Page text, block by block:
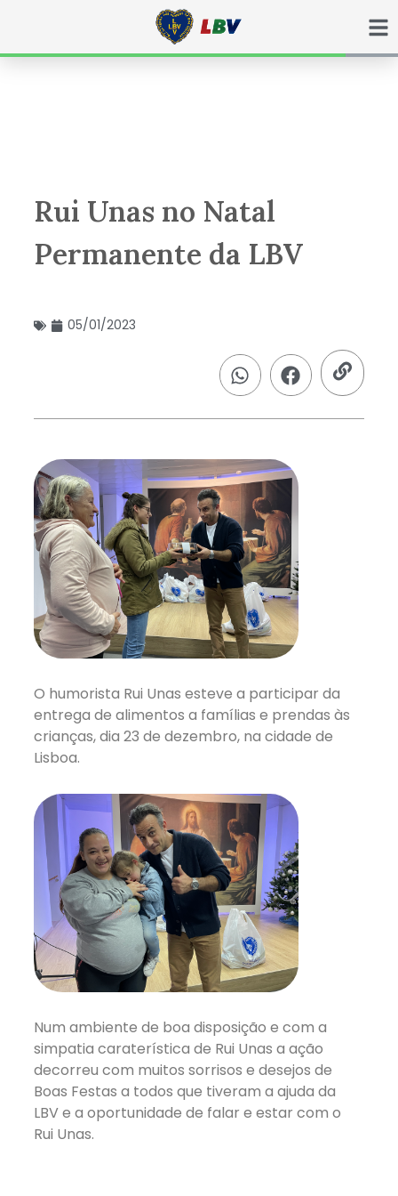
Rui Unas no Natal
Permanente da LBV
05/01/2023
O humorista Rui Unas esteve a participar da
entrega de alimentos a famílias e prendas às
crianças, dia 23 de dezembro, na cidade de
Lisboa.
Num ambiente de boa disposição e com a
simpatia caraterística de Rui Unas a ação
decorreu com muitos sorrisos e desejos de
Boas Festas a todos que tiveram a ajuda da
LBV e a oportunidade de falar e estar com o
Rui Unas.